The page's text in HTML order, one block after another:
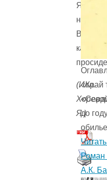
Я
В
кармане
(Илл.
Я.)
«Край
до
Роман
А.К.